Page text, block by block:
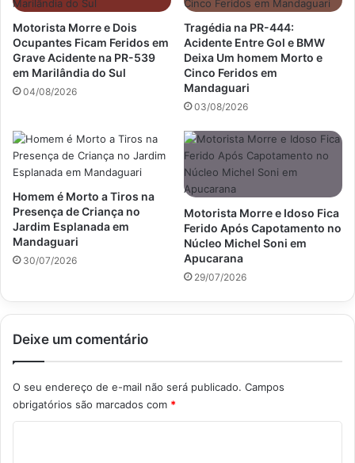
Motorista Morre e Dois
Ocupantes Ficam Feridos em
Grave Acidente na PR-539
em Marilândia do Sul
04/08/2026
Tragédia na PR-444:
Acidente Entre Gol e BMW
Deixa Um homem Morto e
Cinco Feridos em
Mandaguari
03/08/2026
Homem é Morto a Tiros na
Presença de Criança no
Jardim Esplanada em
Mandaguari
30/07/2026
Motorista Morre e Idoso Fica
Ferido Após Capotamento no
Núcleo Michel Soni em
Apucarana
29/07/2026
Deixe um comentário
O seu endereço de e-mail não será publicado. Campos
obrigatórios são marcados com *